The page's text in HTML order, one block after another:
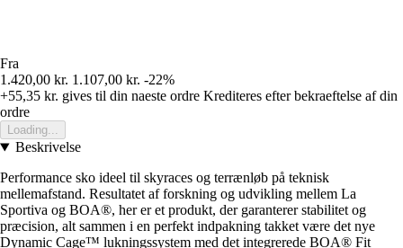
Fra
1.420,00 kr. 1.107,00 kr. -22%
+55,35 kr. gives til din naeste ordre Krediteres efter bekraeftelse af din
ordre
Loading...
Beskrivelse
Performance sko ideel til skyraces og terrænløb på teknisk
mellemafstand. Resultatet af forskning og udvikling mellem La
Sportiva og BOA®, her er et produkt, der garanterer stabilitet og
præcision, alt sammen i en perfekt indpakning takket være det nye
Dynamic Cage™ lukningssystem med det integrerede BOA® Fit